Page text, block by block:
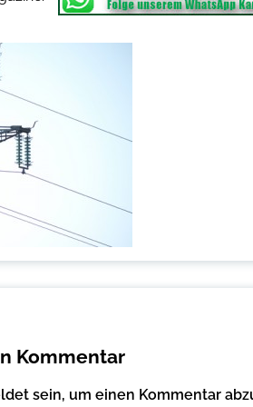
Kommentar
sein, um einen Kommentar